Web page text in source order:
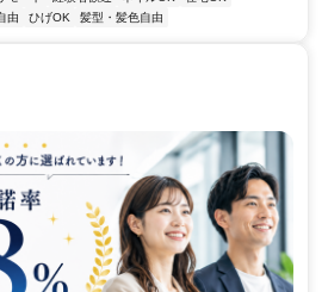
由 ひげOK 髪型・髪色自由